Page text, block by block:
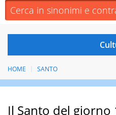
HOME SANTO
Il Santo del giorno